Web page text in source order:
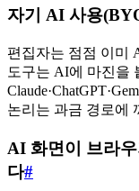
자기 AI 사용
편집자는 점점 이미
도구는 AI에 마진을
논리는 과금 경로에
AI 화면이 브라
다#